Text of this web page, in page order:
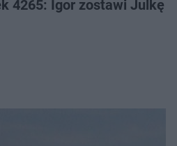
4265: Igor zostawi Julkę